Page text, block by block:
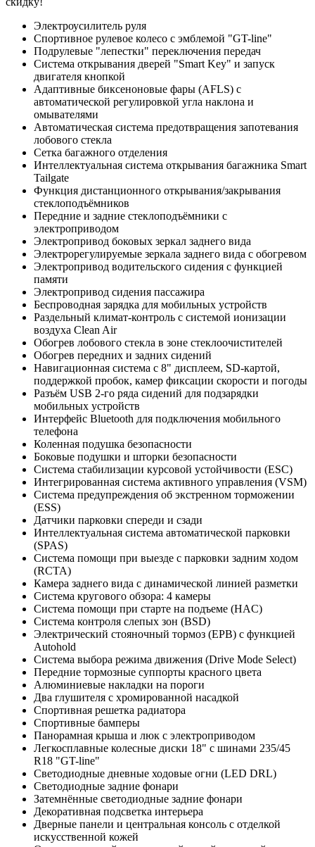
Электроусилитель руля
Спортивное рулевое колесо с эмблемой "GT-line"
Подрулевые "лепестки" переключения передач
Система открывания дверей "Smart Key" и запуск
двигателя кнопкой
Адаптивные биксеноновые фары (AFLS) с
автоматической регулировкой угла наклона и
омывателями
Автоматическая система предотвращения запотевания
лобового стекла
Сетка багажного отделения
Интеллектуальная система открывания багажника Smart
Tailgate
Функция дистанционного открывания/закрывания
стеклоподъёмников
Передние и задние стеклоподъёмники с
электроприводом
Электропривод боковых зеркал заднего вида
Электрорегулируемые зеркала заднего вида с обогревом
Электропривод водительского сидения с функцией
памяти
Электропривод сидения пассажира
Беспроводная зарядка для мобильных устройств
Раздельный климат-контроль с системой ионизации
воздуха Clean Air
Обогрев лобового стекла в зоне стеклоочистителей
Обогрев передних и задних сидений
Навигационная система с 8" дисплеем, SD-картой,
поддержкой пробок, камер фиксации скорости и погоды
Разъём USB 2-го ряда сидений для подзарядки
мобильных устройств
Интерфейс Bluetooth для подключения мобильного
телефона
Коленная подушка безопасности
Боковые подушки и шторки безопасности
Система стабилизации курсовой устойчивости (ESC)
Интегрированная система активного управления (VSM)
Система предупреждения об экстренном торможении
(ESS)
Датчики парковки спереди и сзади
Интеллектуальная система автоматической парковки
(SPAS)
Система помощи при выезде с парковки задним ходом
(RCTA)
Камера заднего вида с динамической линией разметки
Система кругового обзора: 4 камеры
Система помощи при старте на подъеме (HAC)
Система контроля слепых зон (BSD)
Электрический стояночный тормоз (EPB) c функцией
Autohold
Система выбора режима движения (Drive Mode Select)
Передние тормозные суппорты красного цвета
Алюминиевые накладки на пороги
Два глушителя с хромированной насадкой
Спортивная решетка радиатора
Спортивные бамперы
Панорамная крыша и люк с электроприводом
Легкосплавные колесные диски 18" с шинами 235/45
R18 "GT-line"
Светодиодные дневные ходовые огни (LED DRL)
Светодиодные задние фонари
Затемнённые светодиодные задние фонари
Декоративная подсветка интерьера
Дверные панели и центральная консоль с отделкой
искусственной кожей